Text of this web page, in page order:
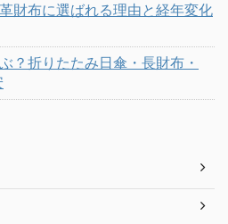
財布に選ばれる理由と経年変化
？折りたたみ日傘・長財布・